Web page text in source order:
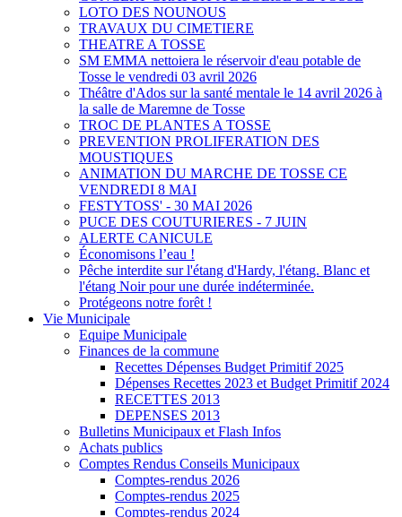
LOTO DES NOUNOUS
TRAVAUX DU CIMETIERE
THEATRE A TOSSE
SM EMMA nettoiera le réservoir d'eau potable de
Tosse le vendredi 03 avril 2026
Théâtre d'Ados sur la santé mentale le 14 avril 2026 à
la salle de Maremne de Tosse
TROC DE PLANTES A TOSSE
PREVENTION PROLIFERATION DES
MOUSTIQUES
ANIMATION DU MARCHE DE TOSSE CE
VENDREDI 8 MAI
FESTYTOSS' - 30 MAI 2026
PUCE DES COUTURIERES - 7 JUIN
ALERTE CANICULE
Économisons l’eau !
Pêche interdite sur l'étang d'Hardy, l'étang. Blanc et
l'étang Noir pour une durée indéterminée.
Protégeons notre forêt !
Vie Municipale
Equipe Municipale
Finances de la commune
Recettes Dépenses Budget Primitif 2025
Dépenses Recettes 2023 et Budget Primitif 2024
RECETTES 2013
DEPENSES 2013
Bulletins Municipaux et Flash Infos
Achats publics
Comptes Rendus Conseils Municipaux
Comptes-rendus 2026
Comptes-rendus 2025
Comptes-rendus 2024